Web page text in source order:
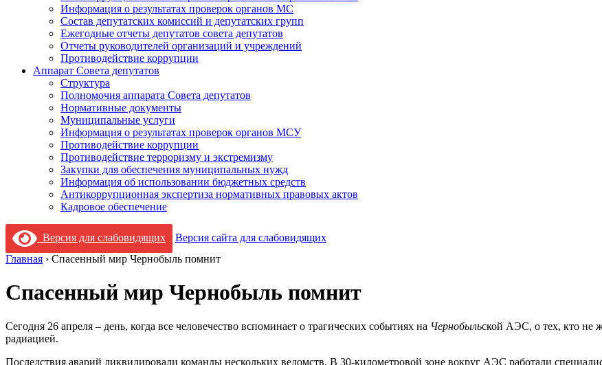
Информация о результатах проверок органов МС
Состав депутатских комиссий и депутатских групп
Ежегодные отчеты депутатов совета депутатов
Отчеты руководителей организаций и учреждений
Противодействие коррупции
Аппарат Совета депутатов
Структура
Полномочия аппарата Совета депутатов
Нормативные документы
Муниципальные услуги
Информация о результатах проверок органов МСУ
Противодействие коррупции
Противодействие терроризму и экстремизму
Закупки для обеспечения муниципальных нужд
Информация об использовании бюджетных средств
Антикоррупционная экспертиза нормативных правовых актов
Кадровое обеспечение
Версия для слабовидящих
Версия сайта для слабовидящих
Главная › Спасенный мир Чернобыль помнит
Спасенный мир Чернобыль помнит
Сегодня 26 апреля – день, когда все человечество вспоминает о трагических событиях на Чернобыльской АЭС, о тех, кто не
радиацией.
Последствия аварий ликвидировали команды нескольких ведомств. В 30-километровой зоне вокруг АЭС работали